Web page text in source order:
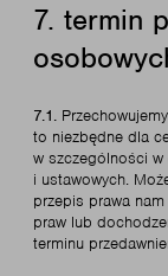
7. termin
7.1.
to niezbędne dla
w szczególności w
i ustawowych.
przepis prawa
praw lub
terminu